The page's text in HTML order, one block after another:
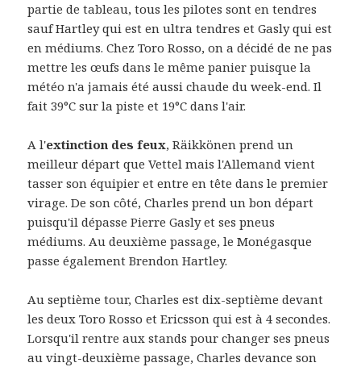
partie de tableau, tous les pilotes sont en tendres
sauf Hartley qui est en ultra tendres et Gasly qui est
en médiums. Chez Toro Rosso, on a décidé de ne pas
mettre les œufs dans le même panier puisque la
météo n'a jamais été aussi chaude du week-end. Il
fait 39°C sur la piste et 19°C dans l'air.
A l'extinction des feux, Räikkönen prend un
meilleur départ que Vettel mais l'Allemand vient
tasser son équipier et entre en tête dans le premier
virage. De son côté, Charles prend un bon départ
puisqu'il dépasse Pierre Gasly et ses pneus
médiums. Au deuxième passage, le Monégasque
passe également Brendon Hartley.
Au septième tour, Charles est dix-septième devant
les deux Toro Rosso et Ericsson qui est à 4 secondes.
Lorsqu'il rentre aux stands pour changer ses pneus
au vingt-deuxième passage, Charles devance son